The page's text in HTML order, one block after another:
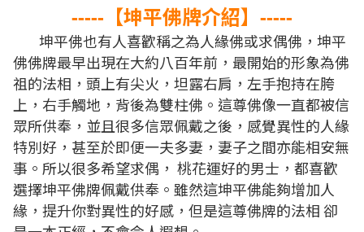
----- 【坤平佛牌介紹】 -----
坤平佛也有人喜歡稱之為人緣佛或求偶佛，坤平
佛佛牌最早出現在大約八百年前，最開始的形象為佛
祖的法相，頭上有尖火，坦露右肩，左手抱持在胯
上，右手觸地，背後為雙柱佛。這尊佛像一直都被信
眾所供奉，並且很多信眾佩戴之後，感覺異性的人緣
特別好，甚至於即便一夫多妻，妻子之間亦能相安無
事。所以很多希望求偶， 桃花運好的男士，都喜歡
選擇坤平佛牌佩戴供奉。雖然這坤平佛能夠增加人
緣，提升你對異性的好感，但是這尊佛牌的法相 卻